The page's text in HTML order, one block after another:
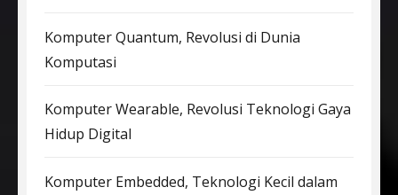
Komputer Quantum, Revolusi di Dunia
Komputasi
Komputer Wearable, Revolusi Teknologi Gaya
Hidup Digital
Komputer Embedded, Teknologi Kecil dalam